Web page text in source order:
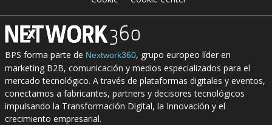
BPS forma parte de Nextwork360, grupo europeo líder en
marketing B2B, comunicación y medios especializados para el
mercado tecnológico. A través de plataformas digitales y eventos,
conectamos a fabricantes, partners y decisores tecnológicos
impulsando la Transformación Digital, la Innovación y el
crecimiento empresarial.